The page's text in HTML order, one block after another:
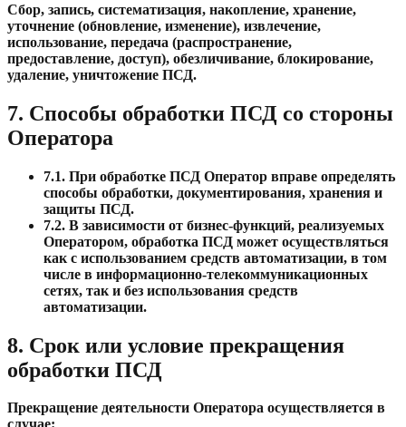
Сбор, запись, систематизация, накопление, хранение,
уточнение (обновление, изменение), извлечение,
использование, передача (распространение,
предоставление, доступ), обезличивание, блокирование,
удаление, уничтожение ПСД.
7. Способы обработки ПСД со стороны
Оператора
7.1. При обработке ПСД Оператор вправе определять
способы обработки, документирования, хранения и
защиты ПСД.
7.2. В зависимости от бизнес-функций, реализуемых
Оператором, обработка ПСД может осуществляться
как с использованием средств автоматизации, в том
числе в информационно-телекоммуникационных
сетях, так и без использования средств
автоматизации.
8. Срок или условие прекращения
обработки ПСД
Прекращение деятельности Оператора осуществляется в